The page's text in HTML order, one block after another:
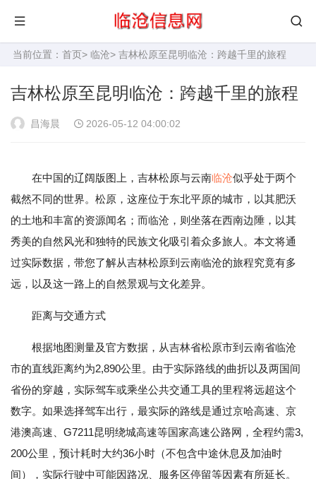
当前位置： 首页> 临沧> 吉林松原至昆明临沧：跨越千里的旅程
吉林松原至昆明临沧：跨越千里的旅程
昌海晨 2026-05-12 04:00:02
在中国的辽阔版图上，吉林松原与云南临沧似乎处于两个
截然不同的世界。松原，这座位于东北平原的城市，以其肥沃
的土地和丰富的资源闻名；而临沧，则坐落在西南边陲，以其
秀美的自然风光和独特的民族文化吸引着众多旅人。本文将通
过实际数据，带您了解从吉林松原到云南临沧的旅程究竟有多
远，以及这一路上的自然景观与文化差异。
距离与交通方式
根据地图测量及官方数据，从吉林省松原市到云南省临沧
市的直线距离约为2,890公里。由于实际路线的曲折以及两国间
省份的穿越，实际驾车或乘坐公共交通工具的里程将远超这个
数字。如果选择驾车出行，最实际的路线是通过京哈高速、京
港澳高速、G7211昆明绕城高速等国家高速公路网，全程约需3,
200公里，预计耗时大约36小时（不包含中途休息及加油时
间），实际行驶中可能因路况、服务区停留等因素有所延长。